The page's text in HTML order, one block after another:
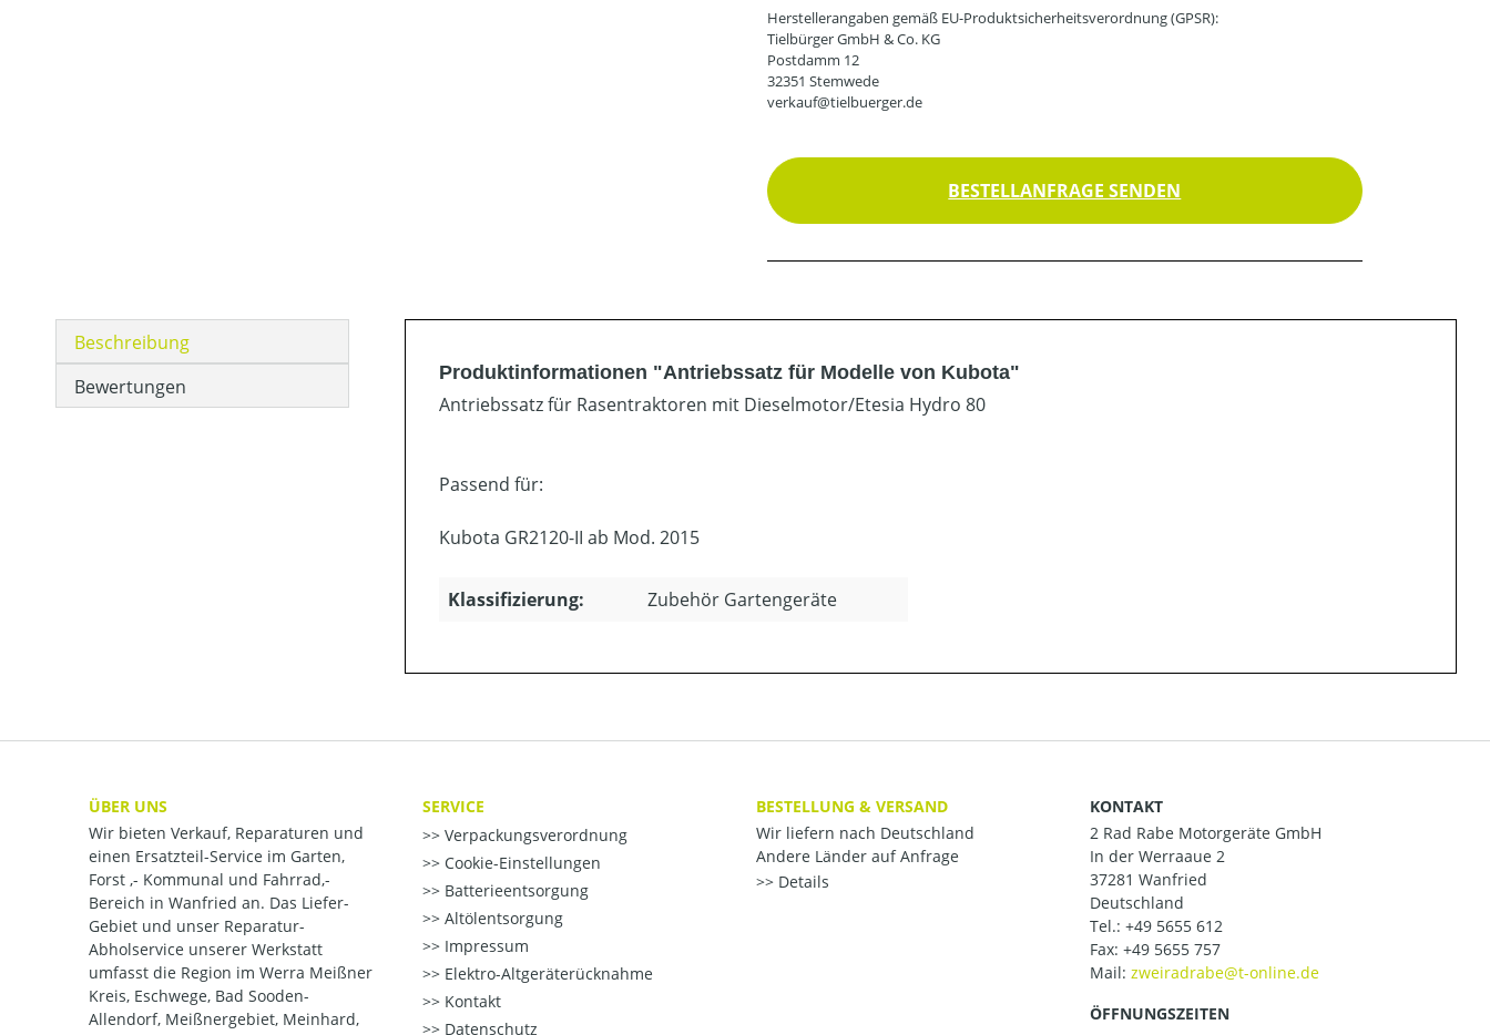
Herstellerangaben gemäß EU-Produktsicherheitsverordnung (GPSR):
Tielbürger GmbH & Co. KG
Postdamm 12
32351 Stemwede
verkauf@tielbuerger.de
BESTELLANFRAGE SENDEN
Beschreibung
Bewertungen
Produktinformationen "Antriebssatz für Modelle von Kubota"
Antriebssatz für Rasentraktoren mit Dieselmotor/Etesia Hydro 80
Passend für:
Kubota GR2120-II ab Mod. 2015
Klassifizierung: Zubehör Gartengeräte
ÜBER UNS
Wir bieten Verkauf, Reparaturen und
einen Ersatzteil-Service im Garten,
Forst ,- Kommunal und Fahrrad,-
Bereich in Wanfried an. Das Liefer-
Gebiet und unser Reparatur-
Abholservice unserer Werkstatt
umfasst die Region im Werra Meißner
Kreis, Eschwege, Bad Sooden-
Allendorf, Meißnergebiet, Meinhard,
SERVICE
Verpackungsverordnung
Cookie-Einstellungen
Batterieentsorgung
Altölentsorgung
Impressum
Elektro-Altgeräterücknahme
Kontakt
Datenschutz
BESTELLUNG & VERSAND
Wir liefern nach Deutschland
Andere Länder auf Anfrage
Details
KONTAKT
2 Rad Rabe Motorgeräte GmbH
In der Werraaue 2
37281 Wanfried
Deutschland
Tel.: +49 5655 612
Fax: +49 5655 757
Mail:
ÖFFNUNGSZEITEN